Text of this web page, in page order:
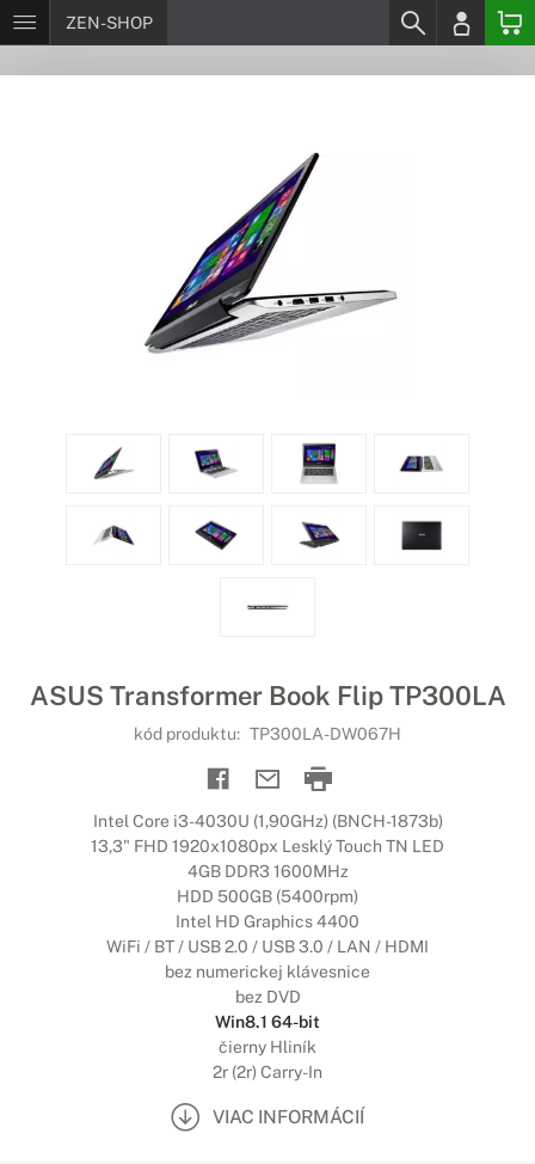
ZEN-SHOP
ASUS Transformer Book Flip TP300LA
kód produktu: TP300LA-DW067H
Intel Core i3-4030U (1,90GHz) (BNCH-1873b)
13,3" FHD 1920x1080px Lesklý Touch TN LED
4GB DDR3 1600MHz
HDD 500GB (5400rpm)
Intel HD Graphics 4400
WiFi / BT / USB 2.0 / USB 3.0 / LAN / HDMI
bez numerickej klávesnice
bez DVD
Win8.1 64-bit
čierny Hliník
2r (2r) Carry-In
VIAC INFORMÁCIÍ